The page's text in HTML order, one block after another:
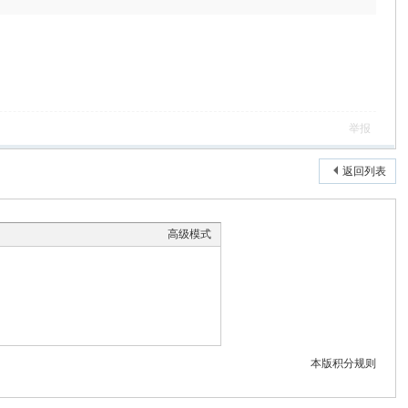
举报
返回列表
高级模式
本版积分规则